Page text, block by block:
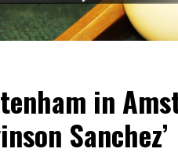
in
Sanchez’